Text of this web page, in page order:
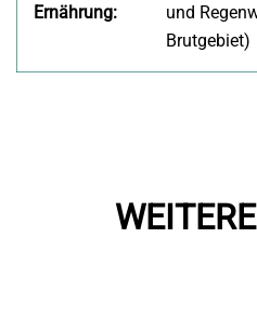
Ernährung:
und
Brutgebiet)
WEITERE